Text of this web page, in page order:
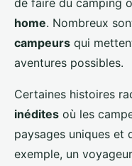
de faire du camping
home. Nombreux
campeurs qui
aventures possibles.
Certaines histoires
inédites où les
paysages uniques et
exemple, un